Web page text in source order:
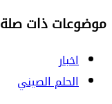
موضوعات ذات صلة
اخبار
الحلم الصيني